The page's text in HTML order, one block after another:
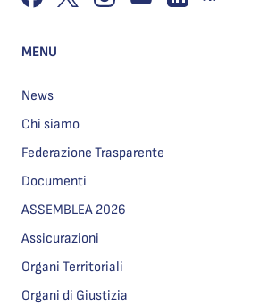
MENU
News
Chi siamo
Federazione Trasparente
Documenti
ASSEMBLEA 2026
Assicurazioni
Organi Territoriali
Organi di Giustizia